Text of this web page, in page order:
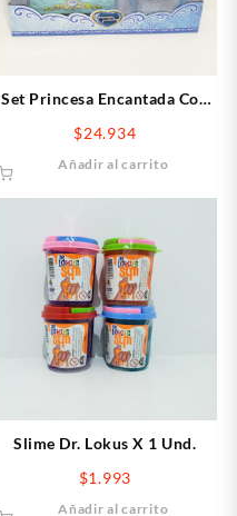
Set Princesa Encantada Con
$24.934
Añadir al carrito
Slime Dr. Lokus X 1 Und.
$1.993
Añadir al carrito